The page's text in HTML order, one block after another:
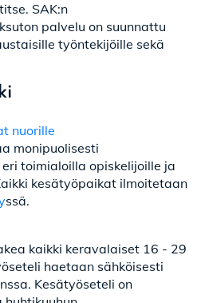
SAK:n
palvelu on suunnattu
työntekijöille sekä
nuorille
monipuolisesti
toimialoilla opiskelijoille ja
kesätyöpaikat ilmoitetaan
ssä.
kaikki keravalaiset 16 - 29
haetaan sähköisesti
Kesätyöseteli on